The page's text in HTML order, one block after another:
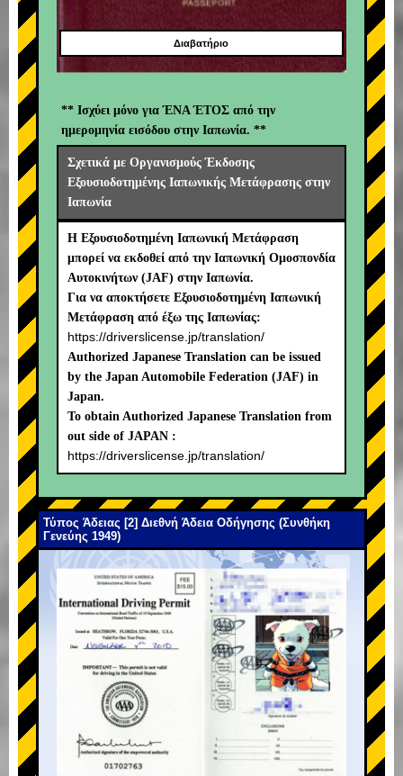
Διαβατήριο
** Ισχύει μόνο για ΈΝΑ ΈΤΟΣ από την
ημερομηνία εισόδου στην Ιαπωνία. **
Σχετικά με Οργανισμούς Έκδοσης
Εξουσιοδοτημένης Ιαπωνικής Μετάφρασης στην
Ιαπωνία
Η Εξουσιοδοτημένη Ιαπωνική Μετάφραση
μπορεί να εκδοθεί από την Ιαπωνική Ομοσπονδία
Αυτοκινήτων (JAF) στην Ιαπωνία.
Για να αποκτήσετε Εξουσιοδοτημένη Ιαπωνική
Μετάφραση από έξω της Ιαπωνίας:
https://driverslicense.jp/translation/
Authorized Japanese Translation can be issued
by the Japan Automobile Federation (JAF) in
Japan.
To obtain Authorized Japanese Translation from
out side of JAPAN :
https://driverslicense.jp/translation/
Τύπος Άδειας [2] Διεθνή Άδεια Οδήγησης (Συνθήκη
Γενεύης 1949)